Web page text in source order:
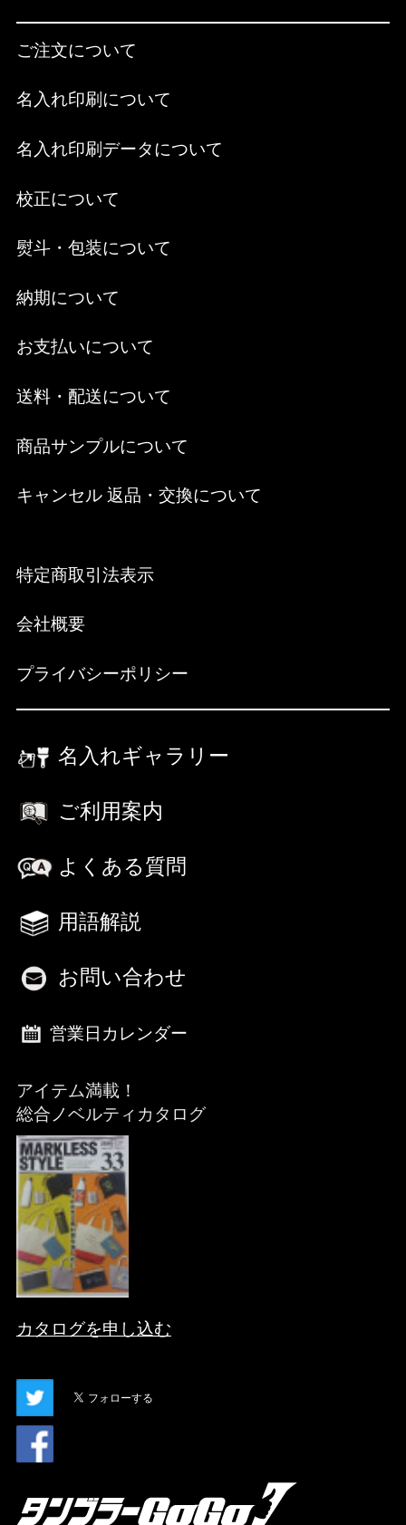
ご注文について
名入れ印刷について
名入れ印刷データについて
校正について
熨斗・包装について
納期について
お支払いについて
送料・配送について
商品サンプルについて
キャンセル 返品・交換について
特定商取引法表示
会社概要
プライバシーポリシー
名入れギャラリー
ご利用案内
よくある質問
用語解説
お問い合わせ
営業日カレンダー
アイテム満載！
総合ノベルティカタログ
カタログを申し込む